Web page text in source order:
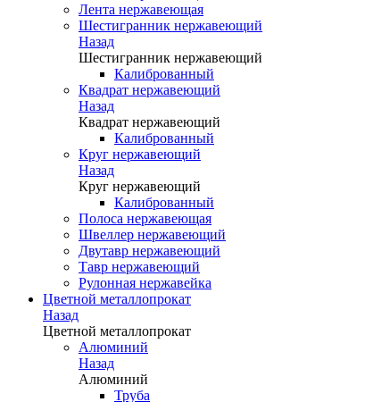
Лента нержавеющая
Шестигранник нержавеющий
Назад
Шестигранник нержавеющий
Калиброванный
Квадрат нержавеющий
Назад
Квадрат нержавеющий
Калиброванный
Круг нержавеющий
Назад
Круг нержавеющий
Калиброванный
Полоса нержавеющая
Швеллер нержавеющий
Двутавр нержавеющий
Тавр нержавеющий
Рулонная нержавейка
Цветной металлопрокат
Назад
Цветной металлопрокат
Алюминий
Назад
Алюминий
Труба